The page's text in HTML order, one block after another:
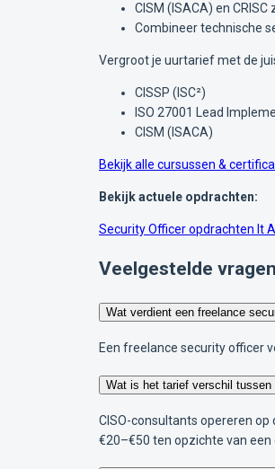
CISM (ISACA) en
Combineer technische
Vergroot je uurtarief met de
CISSP (ISC²)
ISO 27001 Lead
CISM (ISACA)
Bekijk alle cursussen &
Bekijk actuele opdrachten:
Security Officer opdrachten It
Veelgestelde
Wat verdient een freelance
Een freelance security officer
Wat is het tarief verschil
CISO-consultants opereren
€20–€50 ten opzichte van